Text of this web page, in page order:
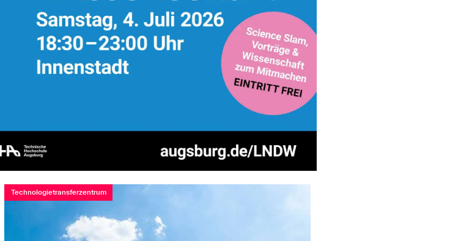
Technologietransferzentrum